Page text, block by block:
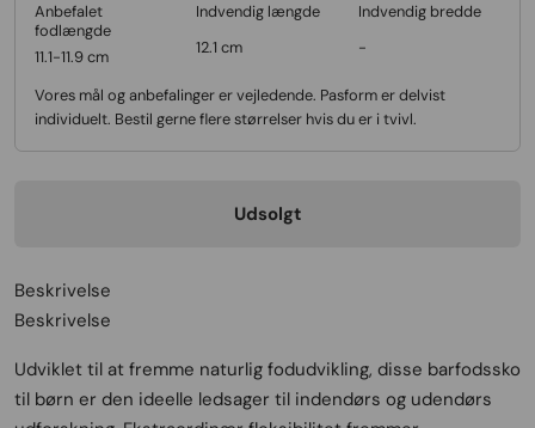
Anbefalet
fodlængde
11.1-11.9 cm
Indvendig længde
12.1 cm
Indvendig bredde
-
Vores mål og anbefalinger er vejledende. Pasform er delvist
individuelt. Bestil gerne flere størrelser hvis du er i tvivl.
Udsolgt
Beskrivelse
Beskrivelse
Udviklet til at fremme naturlig fodudvikling, disse barfodssko
til børn er den ideelle ledsager til indendørs og udendørs